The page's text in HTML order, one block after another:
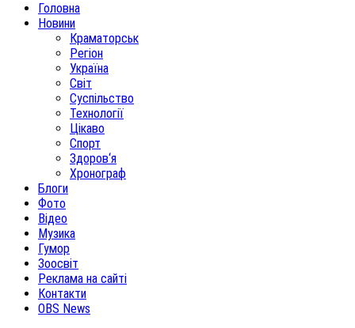
Головна
Новини
Краматорськ
Регіон
Україна
Світ
Суспільство
Технології
Цікаво
Спорт
Здоров‘я
Хронограф
Блоги
Фото
Відео
Музика
Гумор
Зоосвіт
Реклама на сайті
Контакти
OBS News